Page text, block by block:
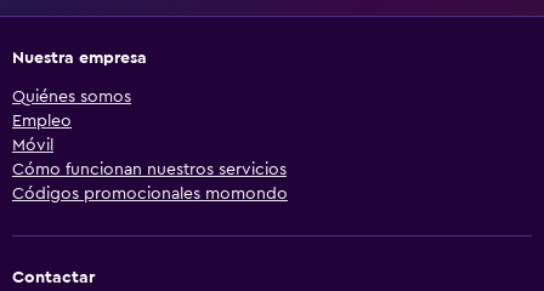
Nuestra empresa
Quiénes somos
Empleo
Móvil
Cómo funcionan nuestros servicios
Códigos promocionales momondo
Contactar